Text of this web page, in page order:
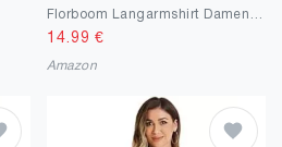
14.99 €
Amazon